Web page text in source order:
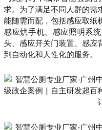
求。为了满足不同人群的需
能随需而配，包括感应取纸
感应烘手机、感应照明系
头、感应开关门装置、感应
到自动化和人性化的服务。